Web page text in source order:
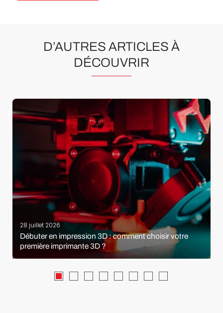
D’AUTRES ARTICLES À
DÉCOUVRIR
28 juillet 2026
Débuter en impression 3D : comment choisir votre
première imprimante 3D ?